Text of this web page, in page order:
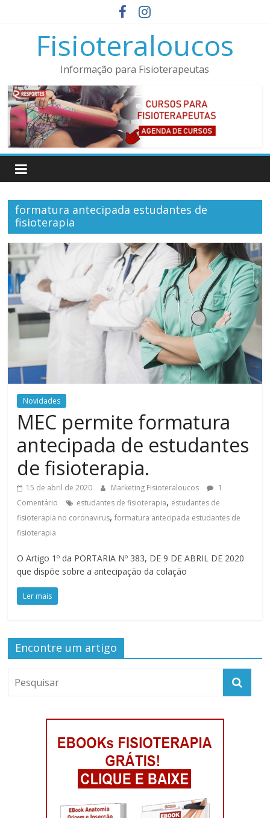
conteúdoFisioteraloucos
Informação para Fisioterapeutas
formatura antecipada estudantes de
fisioterapia
Novidades
MEC permite formatura
antecipada de estudantes
de fisioterapia.
15 de abril de 2020 Marketing Fisioteraloucos
1
Comentário
estudantes de fisioterapia, estudantes de
fisioterapia no coronavirus,formatura antecipada estudantes de
fisioterapia
O Artigo 1º da PORTARIA Nº 383, DE 9 DE ABRIL DE 2020
que dispõe sobre a antecipação da colação
Ler mais
Encontre um artigo